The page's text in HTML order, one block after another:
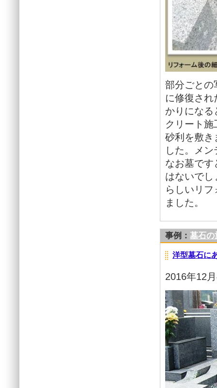
部分ごとの
に修復され
かりになる
クリート施
砂利を敷き
した。メ
なお墓です
はないでし
らしいリ
ました。
事例： 墓石の
洋型墓石に
2016年12